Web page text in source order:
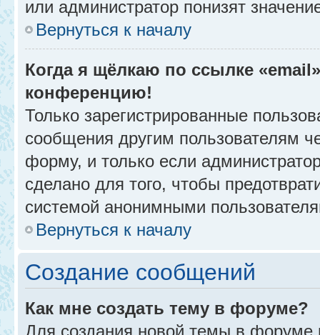
или администратор понизят
Вернуться к началу
Когда я щёлкаю по ссылке
конференцию!
Только зарегистрированные
сообщения другим пользователям
форму, и только если
сделано для того, чтобы
системой анонимными
Вернуться к началу
Создание сообщений
Как мне создать тему в форуме?
Для создания новой темы в форуме